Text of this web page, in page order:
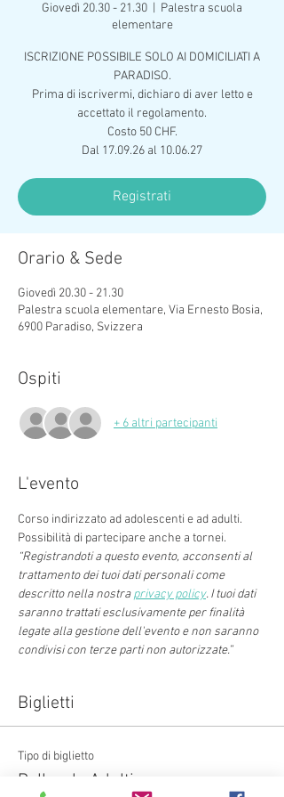
Giovedì 20.30 - 21.30
Palestra scuola
elementare
ISCRIZIONE POSSIBILE SOLO AI DOMICILIATI A
PARADISO.
Prima di iscrivermi, dichiaro di aver letto e
accettato il regolamento.
Costo 50 CHF.
Dal 17.09.26 al 10.06.27
Registrati
Orario & Sede
Giovedì 20.30 - 21.30
Palestra scuola elementare, Via Ernesto Bosia,
6900 Paradiso, Svizzera
Ospiti
+ 6 altri partecipanti
L'evento
Corso indirizzato ad adolescenti e ad adulti.
Possibilità di partecipare anche a tornei.
“Registrandoti a questo evento, acconsenti al
trattamento dei tuoi dati personali come
descritto nella nostra privacy policy. I tuoi dati
saranno trattati esclusivamente per finalità
legate alla gestione dell'evento e non saranno
condivisi con terze parti non autorizzate.”
Biglietti
Tipo di biglietto
Pallavolo Adulti